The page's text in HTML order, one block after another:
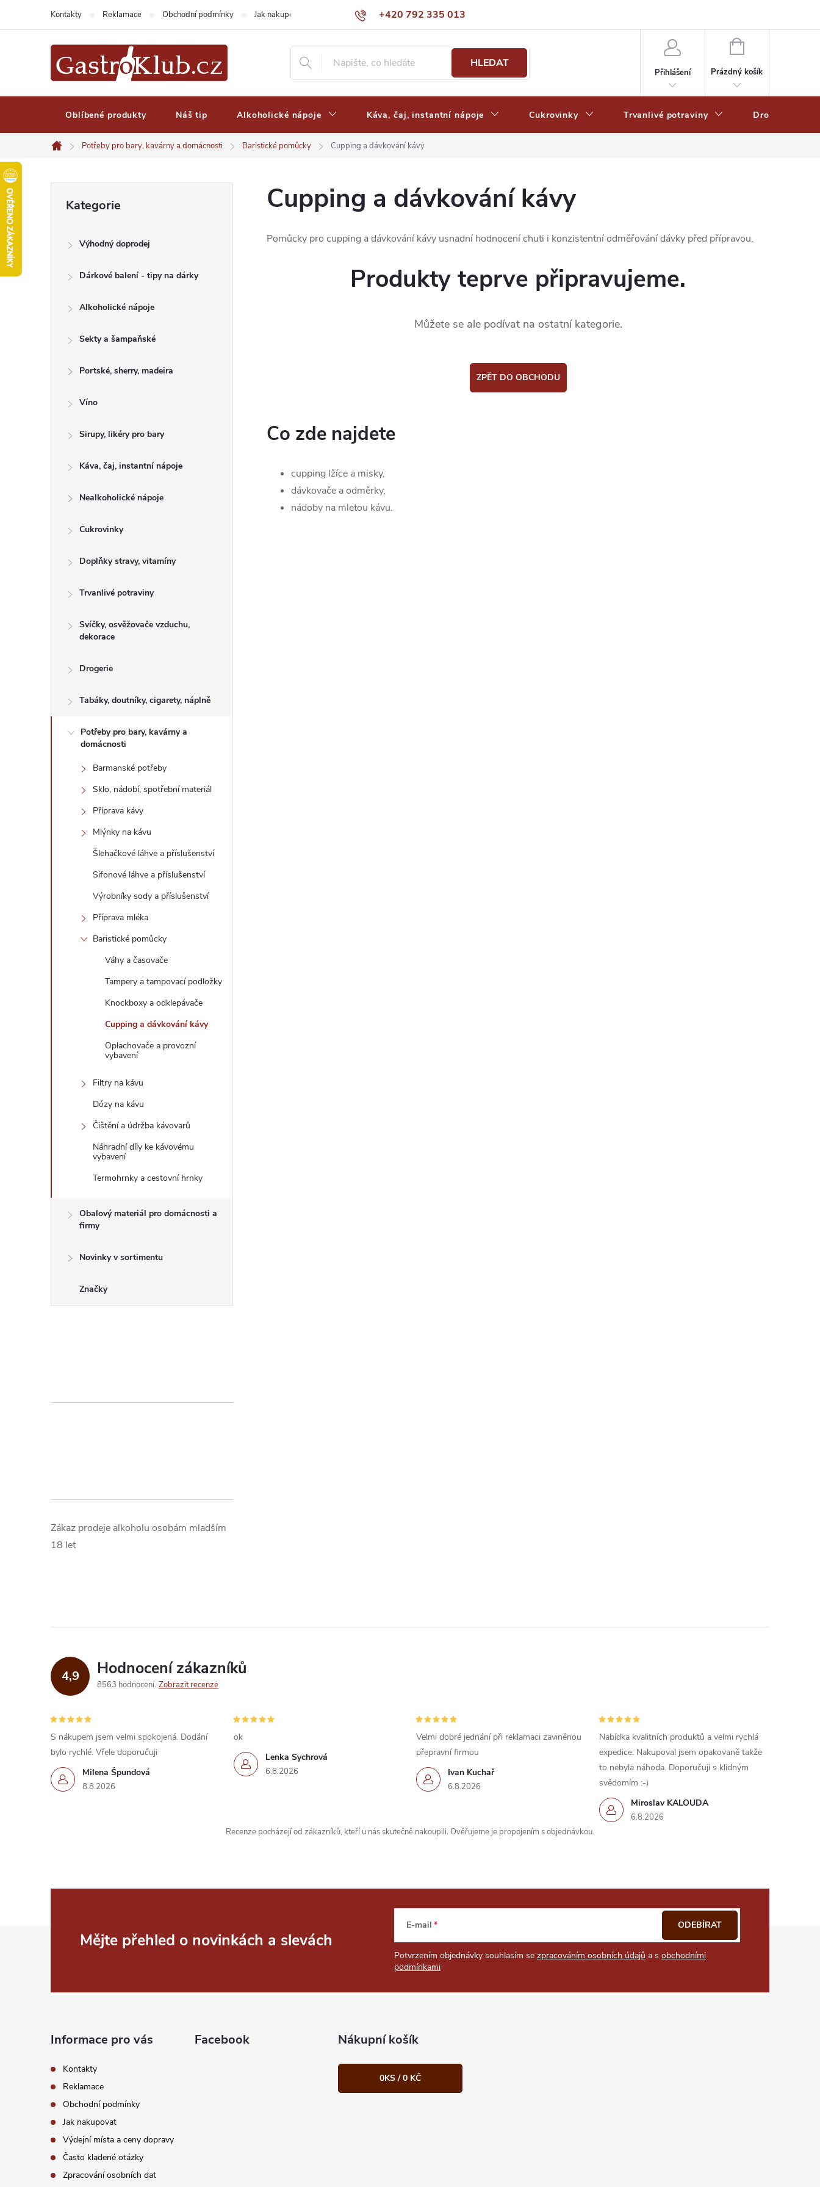
+420 792 335 013
Kontakty Reklamace Obchodní podmínky Jak nakupovat Výdejní místa a ceny dopravy Často kladené otázky
HLEDAT
Přihlášení
NÁKUPNÍ
Prázdný košík
Oblíbené produkty Náš tip Alkoholické nápoje Káva, čaj, instantní nápoje Cukrovinky Trvanlivé potraviny Drogerie
Domů
Potřeby pro bary, kavárny a domácnosti Baristické pomůcky Cupping a dávkování kávy
kategorie
Kategorie
Výhodný doprodej
Dárkové balení - tipy na dárky
Alkoholické nápoje
Sekty a šampaňské
Portské, sherry, madeira
Víno
Sirupy, likéry pro bary
Káva, čaj, instantní nápoje
Nealkoholické nápoje
Cukrovinky
Doplňky stravy, vitamíny
Trvanlivé potraviny
Svíčky, osvěžovače vzduchu,
dekorace
Drogerie
Tabáky, doutníky, cigarety, náplně
Potřeby pro bary, kavárny a
domácnosti
Barmanské potřeby
Sklo, nádobí, spotřební materiál
Příprava kávy
Mlýnky na kávu
Šlehačkové láhve a příslušenství
Sifonové láhve a příslušenství
Výrobníky sody a příslušenství
Příprava mléka
Baristické pomůcky
Váhy a časovače
Tampery a tampovací podložky
Knockboxy a odklepávače
Cupping a dávkování kávy
Oplachovače a provozní
vybavení
Filtry na kávu
Dózy na kávu
Čištění a údržba kávovarů
Náhradní díly ke kávovému
vybavení
Termohrnky a cestovní hrnky
Obalový materiál pro domácnosti a
firmy
Novinky v sortimentu
Značky
Zákaz prodeje alkoholu osobám mladším
18 let
Cupping a dávkování kávy
Pomůcky pro cupping a dávkování kávy usnadní hodnocení chuti i konzistentní odměřování dávky před přípravou.
Produkty teprve připravujeme.
Můžete se ale podívat na ostatní kategorie.
ZPĚT DO OBCHODU
Co zde najdete
cupping lžíce a misky,
dávkovače a odměrky,
nádoby na mletou kávu.
4,9 Hodnocení zákazníků
8563 hodnocení Zobrazit recenze
Milena Špundová
8.8.2026
S nákupem jsem velmi spokojená. Dodání
bylo rychlé. Vřele doporučuji
Lenka Sychrová
6.8.2026
ok
Ivan Kuchař
6.8.2026
Velmi dobré jednání při reklamaci zaviněnou
přepravní firmou
Miroslav KALOUDA
6.8.2026
Nabídka kvalitních produktů a velmi rychlá
expedice. Nakupoval jsem opakovaně takže
to nebyla náhoda. Doporučuji s klidným
svědomím :-)
Recenze pocházejí od zákazníků, kteří u nás skutečně nakoupili. Ověřujeme je propojením s objednávkou.
Mějte přehled o novinkách a slevách
E-mail
Potvrzením objednávky souhlasím se zpracováním osobních údajů a s obchodními
podmínkami
ODEBÍRAT
Informace pro vás
Kontakty
Reklamace
Obchodní podmínky
Jak nakupovat
Výdejní místa a ceny dopravy
Často kladené otázky
Zpracování osobních dat
Facebook Nákupní košík
0KS /0 KČ